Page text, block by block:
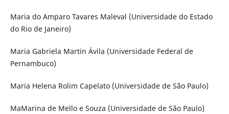
Maria do Amparo Tavares Maleval (Universidade do Estado
do Rio de Janeiro)
Maria Gabriela Martin Ávila (Universidade Federal de
Pernambuco)
Maria Helena Rolim Capelato (Universidade de São Paulo)
MaMarina de Mello e Souza (Universidade de São Paulo)